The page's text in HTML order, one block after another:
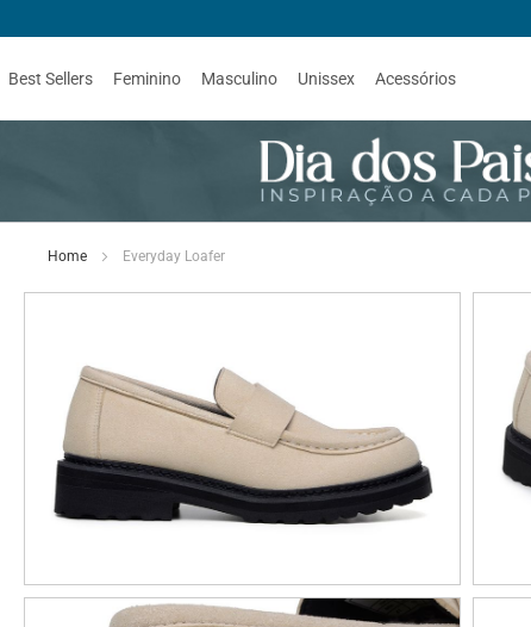
Best Sellers Feminino Masculino Unissex Acessórios
Home Everyday Loafer